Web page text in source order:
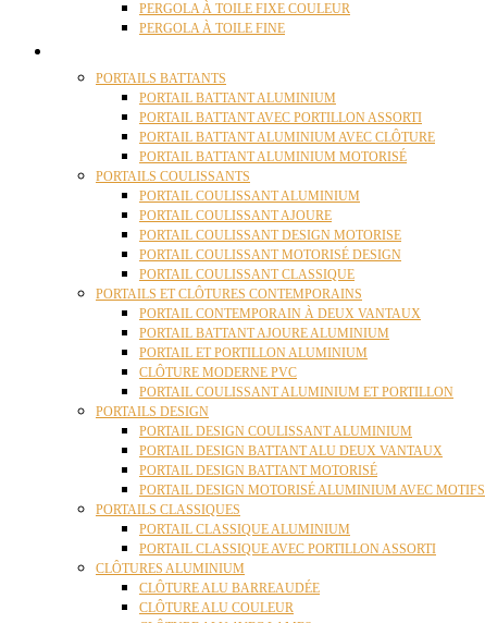
PERGOLA À TOILE FIXE COULEUR
PERGOLA À TOILE FINE
PORTAILS BATTANTS
PORTAIL BATTANT ALUMINIUM
PORTAIL BATTANT AVEC PORTILLON ASSORTI
PORTAIL BATTANT ALUMINIUM AVEC CLÔTURE
PORTAIL BATTANT ALUMINIUM MOTORISÉ
PORTAILS COULISSANTS
PORTAIL COULISSANT ALUMINIUM
PORTAIL COULISSANT AJOURE
PORTAIL COULISSANT DESIGN MOTORISE
PORTAIL COULISSANT MOTORISÉ DESIGN
PORTAIL COULISSANT CLASSIQUE
PORTAILS ET CLÔTURES CONTEMPORAINS
PORTAIL CONTEMPORAIN À DEUX VANTAUX
PORTAIL BATTANT AJOURE ALUMINIUM
PORTAIL ET PORTILLON ALUMINIUM
CLÔTURE MODERNE PVC
PORTAIL COULISSANT ALUMINIUM ET PORTILLON
PORTAILS DESIGN
PORTAIL DESIGN COULISSANT ALUMINIUM
PORTAIL DESIGN BATTANT ALU DEUX VANTAUX
PORTAIL DESIGN BATTANT MOTORISÉ
PORTAIL DESIGN MOTORISÉ ALUMINIUM AVEC MOTIFS
PORTAILS CLASSIQUES
PORTAIL CLASSIQUE ALUMINIUM
PORTAIL CLASSIQUE AVEC PORTILLON ASSORTI
CLÔTURES ALUMINIUM
CLÔTURE ALU BARREAUDÉE
CLÔTURE ALU COULEUR